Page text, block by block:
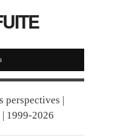
perspectives |
1999-2026